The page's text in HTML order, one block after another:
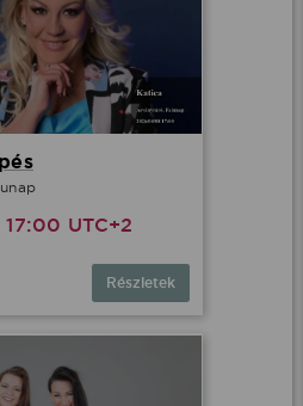
UTC+2
Részletek